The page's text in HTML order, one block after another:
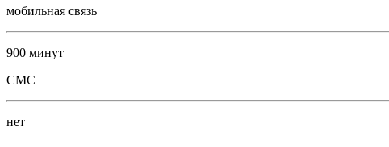
мобильная связь
900 минут
СМС
нет